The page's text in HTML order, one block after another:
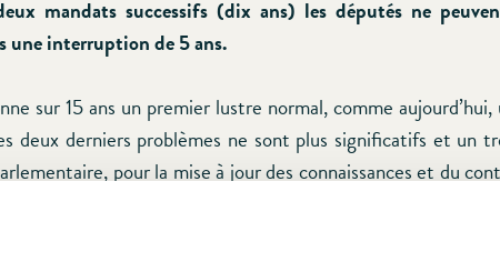
mandats successifs (dix ans) les députés ne
une interruption de 5 ans.
sur 15 ans un premier lustre normal, comme
deux derniers problèmes ne sont plus significatifs et un
pour la mise à jour des connaissances et du